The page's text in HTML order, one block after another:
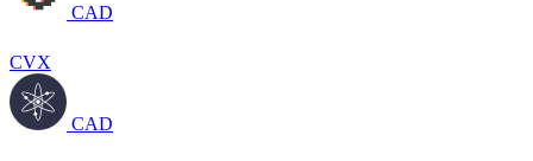
CAD
CVX
CAD